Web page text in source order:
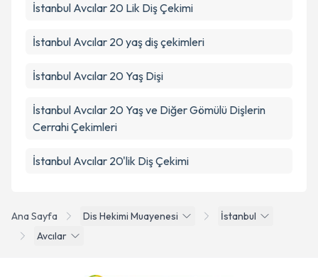
Ana Sayfa Dis Hekimi Muayenesi
İstanbul
Avcılar
İstanbul Avcılar 20 Lik Diş Çekimi
İstanbul Avcılar 20 yaş diş çekimleri
İstanbul Avcılar 20 Yaş Dişi
İstanbul Avcılar 20 Yaş ve Diğer Gömülü Dişlerin
Cerrahi Çekimleri
İstanbul Avcılar 20'lik Diş Çekimi